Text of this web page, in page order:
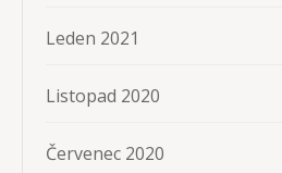
Leden 2021
Listopad 2020
Červenec 2020